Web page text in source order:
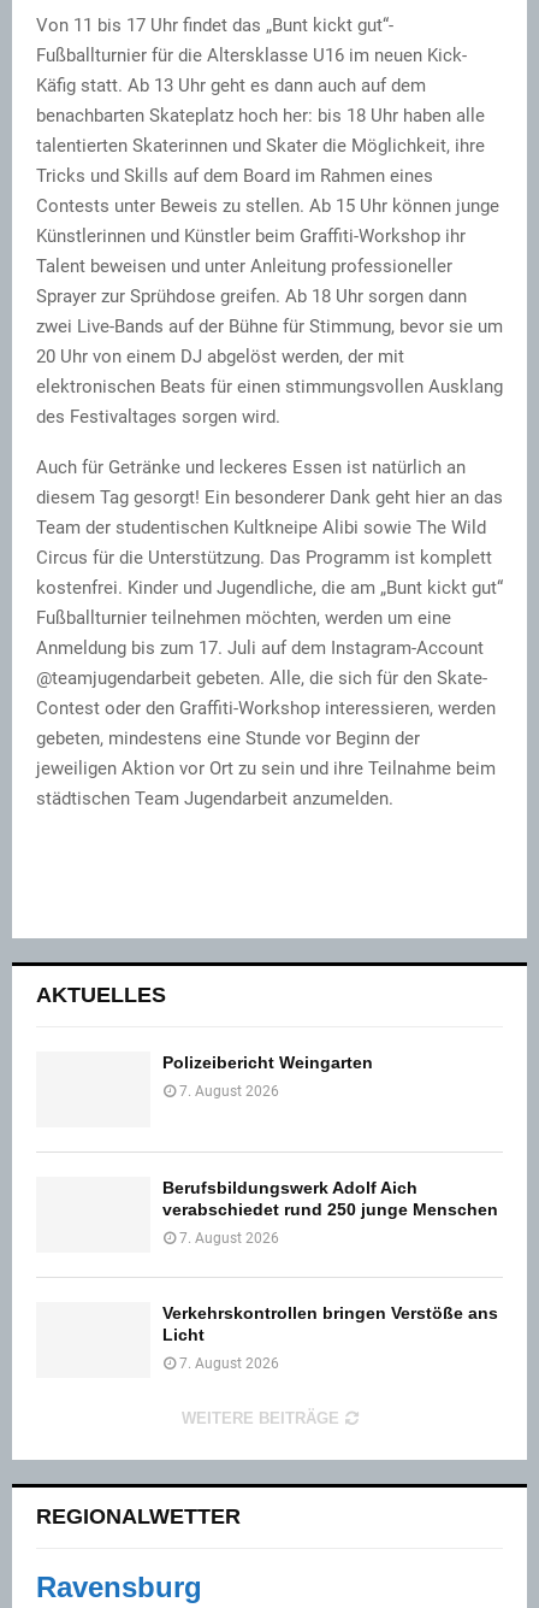
Von 11 bis 17 Uhr findet das „Bunt kickt gut“-
Fußballturnier für die Altersklasse U16 im neuen Kick-
Käfig statt. Ab 13 Uhr geht es dann auch auf dem
benachbarten Skateplatz hoch her: bis 18 Uhr haben alle
talentierten Skaterinnen und Skater die Möglichkeit, ihre
Tricks und Skills auf dem Board im Rahmen eines
Contests unter Beweis zu stellen. Ab 15 Uhr können junge
Künstlerinnen und Künstler beim Graffiti-Workshop ihr
Talent beweisen und unter Anleitung professioneller
Sprayer zur Sprühdose greifen. Ab 18 Uhr sorgen dann
zwei Live-Bands auf der Bühne für Stimmung, bevor sie um
20 Uhr von einem DJ abgelöst werden, der mit
elektronischen Beats für einen stimmungsvollen Ausklang
des Festivaltages sorgen wird.
Auch für Getränke und leckeres Essen ist natürlich an
diesem Tag gesorgt! Ein besonderer Dank geht hier an das
Team der studentischen Kultkneipe Alibi sowie The Wild
Circus für die Unterstützung. Das Programm ist komplett
kostenfrei. Kinder und Jugendliche, die am „Bunt kickt gut“
Fußballturnier teilnehmen möchten, werden um eine
Anmeldung bis zum 17. Juli auf dem Instagram-Account
@teamjugendarbeit gebeten. Alle, die sich für den Skate-
Contest oder den Graffiti-Workshop interessieren, werden
gebeten, mindestens eine Stunde vor Beginn der
jeweiligen Aktion vor Ort zu sein und ihre Teilnahme beim
städtischen Team Jugendarbeit anzumelden.
AKTUELLES
Polizeibericht Weingarten
7. August 2026
Berufsbildungswerk Adolf Aich
verabschiedet rund 250 junge Menschen
7. August 2026
Verkehrskontrollen bringen Verstöße ans
Licht
7. August 2026
WEITERE BEITRÄGE
REGIONALWETTER
Ravensburg